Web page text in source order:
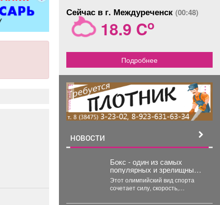
Сейчас в г. Междуреченск (00:48)
18.9 Co
Подробнее
реклама
НОВОСТИ
Бокс - один из самых
популярных и зрелищных
видов единоборств,
история которого
насчитывает не одно
столетие.
Этот олимпийский вид спорта
сочетает силу, скорость,
мастерство, а успех на ринге...